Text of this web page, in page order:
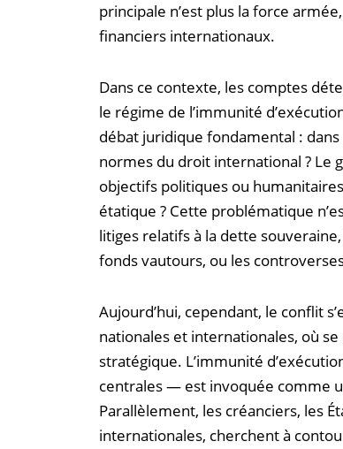
principale n’est plus la force
financiers internationaux.
Dans ce contexte, les comptes
le régime de l’immunité
débat juridique fondamental :
normes du droit international ? Le
objectifs politiques ou
étatique ? Cette problématique
litiges relatifs à la dette
fonds vautours, ou les
Aujourd’hui, cependant, le conflit
nationales et internationales, où
stratégique. L’immunité
centrales — est invoquée comme
Parallèlement, les créanciers, les
internationales, cherchent à